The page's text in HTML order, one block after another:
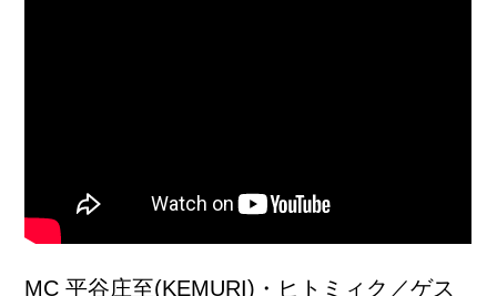
MC 平谷庄至(KEMURI)・ヒトミィク／ゲス